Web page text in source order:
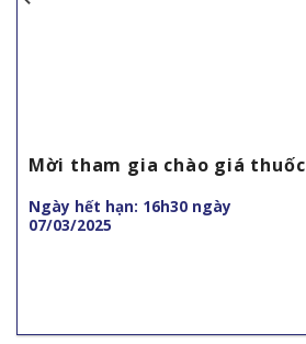
Mời tham gia chào giá thuốc
Ngày hết hạn: 16h30 ngày
07/03/2025